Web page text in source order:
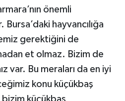
önemli
hayvancılığa
gerektiğini de
et olmaz. Bizim de
var. Bu meraları da en iyi
konu küçükbaş
bizim küçükbaş